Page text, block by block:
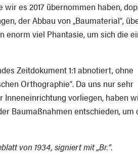
wir es 2017 übernommen haben,
der Abbau von „Baumaterial“,
enorm viel Phantasie, um sich die
Zeitdokument 1:1 abnotiert, ohne
Orthographie“. Da uns nur sehr
vorliegen, haben
Baumaßnahmen entschieden, um
von 1934, signiert mit „Br.“.